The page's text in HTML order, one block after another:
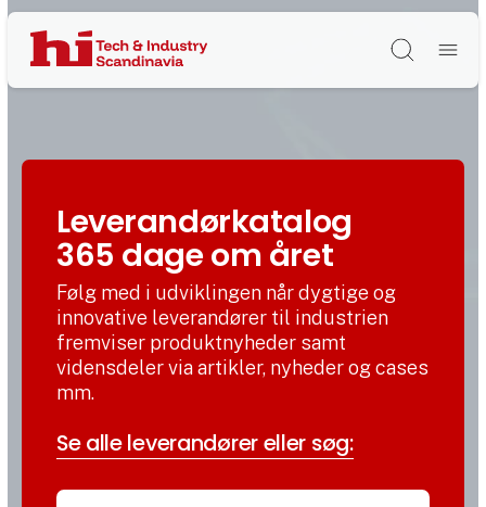
Søg
Leverandørkatalog
365 dage om året
Følg med i udviklingen når dygtige og
innovative leverandører til industrien
fremviser produktnyheder samt
vidensdeler via artikler, nyheder og cases
mm.
Se alle leverandører eller søg: